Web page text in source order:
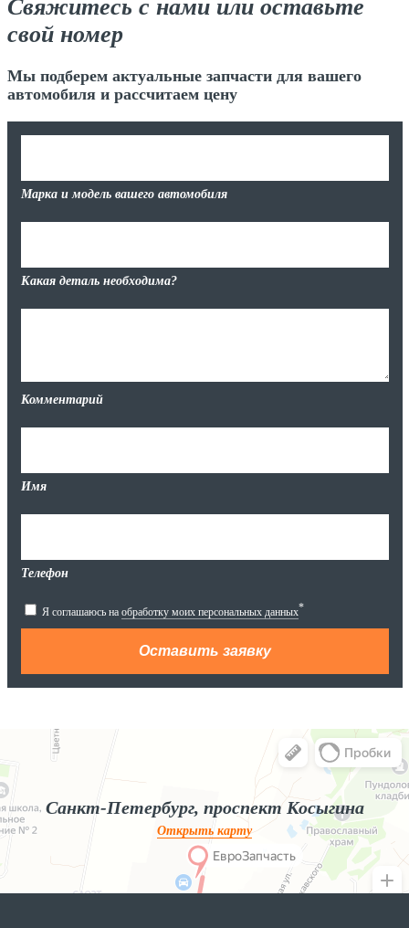
Свяжитесь с нами или оставьте
свой номер
Мы подберем актуальные запчасти для вашего
автомобиля и рассчитаем цену
Марка и модель вашего автомобиля
Какая деталь необходима?
Комментарий
Имя
Телефон
Я соглашаюсь на обработку моих персональных данных*
Яндекс.Карты
Яндекс.Карты — поиск мест и адресов, городской транспорт
Санкт-Петербург, проспект Косыгина
Открыть карту